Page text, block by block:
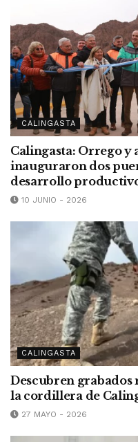
CALINGASTA
Calingasta: Orrego y
inauguraron dos
desarrollo
10 JUNIO - 2026
CALINGASTA
Descubren grabados
la cordillera de
27 MAYO - 2026